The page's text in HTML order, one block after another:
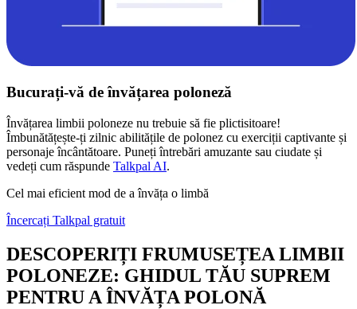
Bucurați-vă de învățarea poloneză
Învățarea limbii poloneze nu trebuie să fie plictisitoare!
Îmbunătățește-ți zilnic abilitățile de polonez cu exerciții captivante și
personaje încântătoare. Puneți întrebări amuzante sau ciudate și
vedeți cum răspunde Talkpal AI.
Cel mai eficient mod de a învăța o limbă
Încercați Talkpal gratuit
DESCOPERIȚI FRUMUSEȚEA LIMBII
POLONEZE: GHIDUL TĂU SUPREM
PENTRU A ÎNVĂȚA POLONĂ